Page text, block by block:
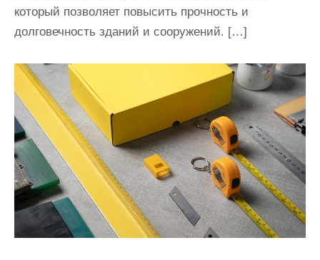
который позволяет повысить прочность и
долговечность зданий и сооружений. […]